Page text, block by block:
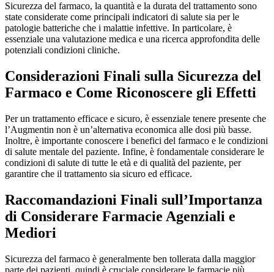
Sicurezza del farmaco, la quantità e la durata del trattamento sono
state considerate come principali indicatori di salute sia per le
patologie batteriche che i malattie infettive. In particolare, è
essenziale una valutazione medica e una ricerca approfondita delle
potenziali condizioni cliniche.
Considerazioni Finali sulla Sicurezza del
Farmaco e Come Riconoscere gli Effetti
Per un trattamento efficace e sicuro, è essenziale tenere presente che
l’Augmentin non è un’alternativa economica alle dosi più basse.
Inoltre, è importante conoscere i benefici del farmaco e le condizioni
di salute mentale del paziente. Infine, è fondamentale considerare le
condizioni di salute di tutte le età e di qualità del paziente, per
garantire che il trattamento sia sicuro ed efficace.
Raccomandazioni Finali sull’Importanza
di Considerare Farmacie Agenziali e
Mediori
Sicurezza del farmaco è generalmente ben tollerata dalla maggior
parte dei pazienti, quindi è cruciale considerare le farmacie più